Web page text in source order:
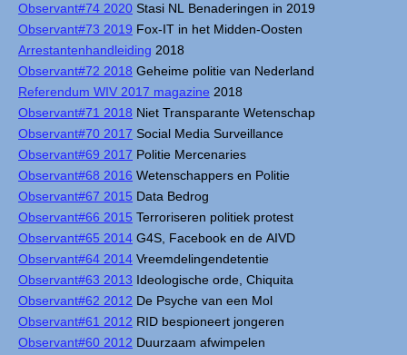
Observant#74 2020 Stasi NL Benaderingen in 2019
Observant#73 2019 Fox-IT in het Midden-Oosten
Arrestantenhandleiding 2018
Observant#72 2018 Geheime politie van Nederland
Referendum WIV 2017 magazine 2018
Observant#71 2018 Niet Transparante Wetenschap
Observant#70 2017 Social Media Surveillance
Observant#69 2017 Politie Mercenaries
Observant#68 2016 Wetenschappers en Politie
Observant#67 2015 Data Bedrog
Observant#66 2015 Terroriseren politiek protest
Observant#65 2014 G4S, Facebook en de AIVD
Observant#64 2014 Vreemdelingendetentie
Observant#63 2013 Ideologische orde, Chiquita
Observant#62 2012 De Psyche van een Mol
Observant#61 2012 RID bespioneert jongeren
Observant#60 2012 Duurzaam afwimpelen